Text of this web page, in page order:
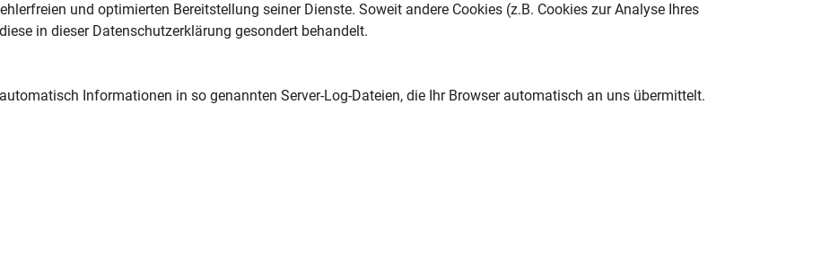
und optimierten Bereitstellung seiner Dienste. Soweit andere Cookies (z.B. Cookies zur Analyse Ihres
in dieser Datenschutzerklärung gesondert behandelt.
Informationen in so genannten Server-Log-Dateien, die Ihr Browser automatisch an uns übermittelt.